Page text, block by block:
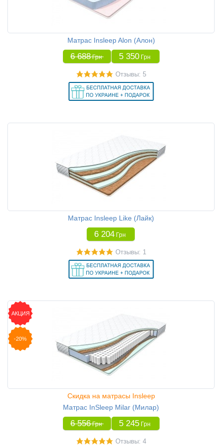
Матрас Insleep Alon (Алон)
6 688 Грн 5 350 Грн
Отзывы: 5
Матрас Insleep Like (Лайк)
6 204 Грн
Отзывы: 1
АКЦИЯ
-20%
Скидка на матрасы Insleep
Матрас InSleep Milar (Милар)
6 556 Грн 5 245 Грн
Отзывы: 4